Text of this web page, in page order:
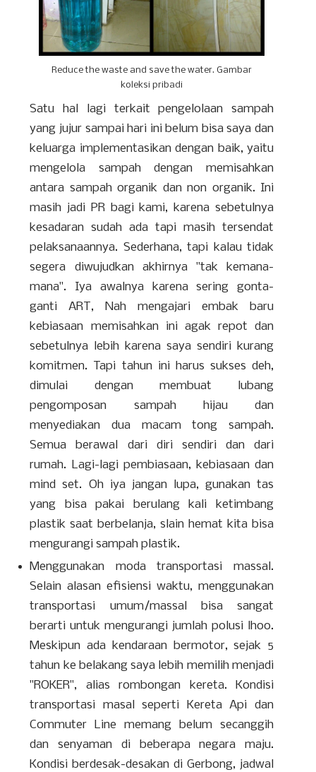
Reduce the waste and save the water. Gambar
koleksi pribadi
Satu hal lagi terkait pengelolaan sampah
yang jujur sampai hari ini belum bisa saya dan
keluarga implementasikan dengan baik, yaitu
mengelola sampah dengan memisahkan
antara sampah organik dan non organik. Ini
masih jadi PR bagi kami, karena sebetulnya
kesadaran sudah ada tapi masih tersendat
pelaksanaannya. Sederhana, tapi kalau tidak
segera diwujudkan akhirnya "tak kemana-
mana". Iya awalnya karena sering gonta-
ganti ART, Nah mengajari embak baru
kebiasaan memisahkan ini agak repot dan
sebetulnya lebih karena saya sendiri kurang
komitmen. Tapi tahun ini harus sukses deh,
dimulai dengan membuat lubang
pengomposan sampah hijau dan
menyediakan dua macam tong sampah.
Semua berawal dari diri sendiri dan dari
rumah. Lagi-lagi pembiasaan, kebiasaan dan
mind set. Oh iya jangan lupa, gunakan tas
yang bisa pakai berulang kali ketimbang
plastik saat berbelanja, slain hemat kita bisa
mengurangi sampah plastik.
Menggunakan moda transportasi massal.
Selain alasan efisiensi waktu, menggunakan
transportasi umum/massal bisa sangat
berarti untuk mengurangi jumlah polusi lhoo.
Meskipun ada kendaraan bermotor, sejak 5
tahun ke belakang saya lebih memilih menjadi
"ROKER", alias rombongan kereta. Kondisi
transportasi masal seperti Kereta Api dan
Commuter Line memang belum secanggih
dan senyaman di beberapa negara maju.
Kondisi berdesak-desakan di Gerbong, jadwal